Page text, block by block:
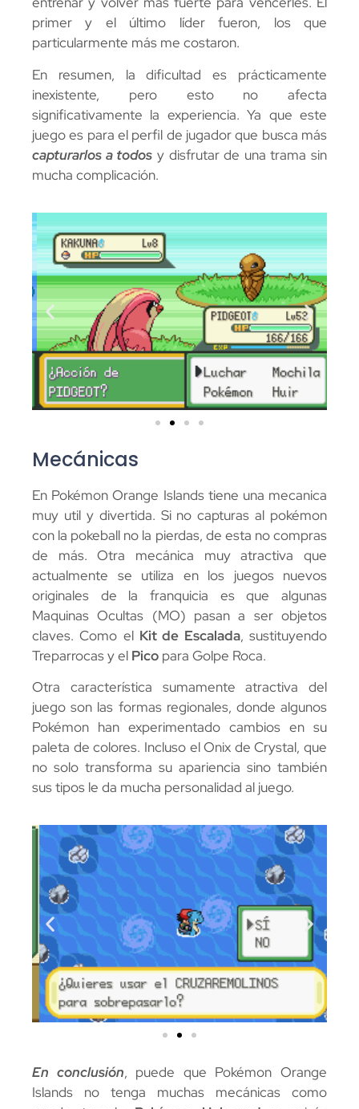
primer y el último líder fueron, los que
particularmente más me costaron.
En resumen, la dificultad es prácticamente
inexistente, pero esto no afecta
significativamente la experiencia. Ya que este
juego es para el perfil de jugador que busca más
capturarlos a todos y disfrutar de una trama sin
mucha complicación.
Mecánicas
En Pokémon Orange Islands tiene una mecanica
muy util y divertida. Si no capturas al pokémon
con la pokeball no la pierdas, de esta no compras
de más. Otra mecánica muy atractiva que
actualmente se utiliza en los juegos nuevos
originales de la franquicia es que algunas
Maquinas Ocultas (MO) pasan a ser objetos
claves. Como el Kit de Escalada, sustituyendo
Treparrocas y el Pico para Golpe Roca.
Otra característica sumamente atractiva del
juego son las formas regionales, donde algunos
Pokémon han experimentado cambios en su
paleta de colores. Incluso el Onix de Crystal, que
no solo transforma su apariencia sino también
sus tipos le da mucha personalidad al juego.
En conclusión, puede que Pokémon Orange
Islands no tenga muchas mecánicas como